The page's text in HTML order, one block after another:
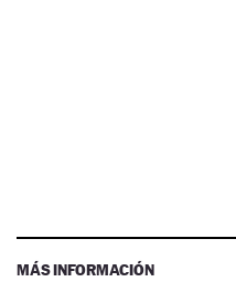
MÁS INFORMACIÓN